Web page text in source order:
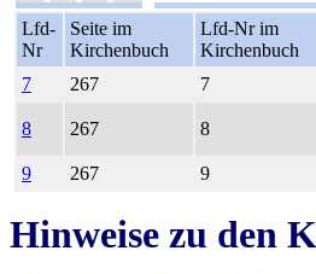
Lfd-
Nr
Seite im
Kirchenbuch
Lfd-Nr im
Kirchenbuch
7
267 7
8 267 8
9 267 9
Hinweise zu den